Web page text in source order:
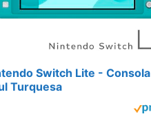
Switch Lite - Consola
Turquesa